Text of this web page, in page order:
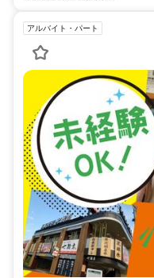
アルバイト・パート